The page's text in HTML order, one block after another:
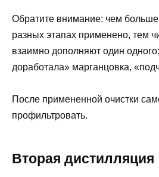
Обратите внимание: чем больше
разных этапах применено, тем
взаимно дополняют один
доработала» марганцовка,
После примененной очистки
профильтровать.
Вторая дистилляция